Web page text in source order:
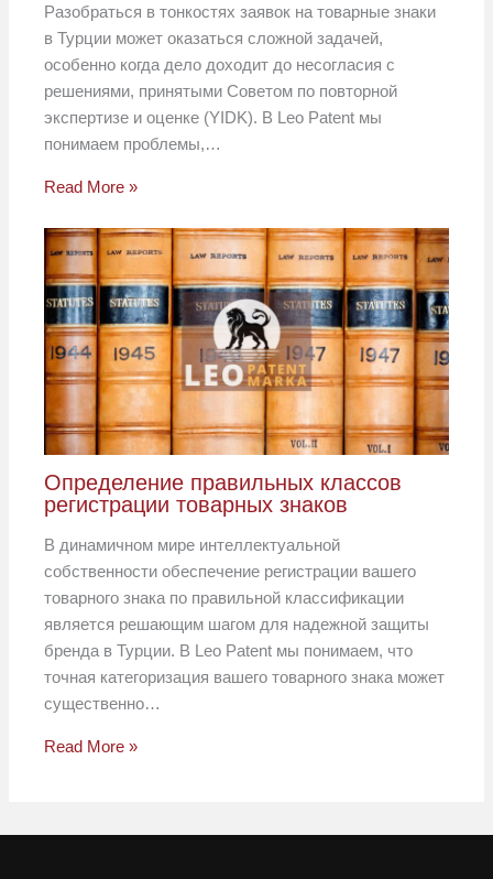
Разобраться в тонкостях заявок на товарные знаки
в Турции может оказаться сложной задачей,
особенно когда дело доходит до несогласия с
решениями, принятыми Советом по повторной
экспертизе и оценке (YIDK). В Leo Patent мы
понимаем проблемы,…
Read More »
Определение правильных классов
регистрации товарных знаков
В динамичном мире интеллектуальной
собственности обеспечение регистрации вашего
товарного знака по правильной классификации
является решающим шагом для надежной защиты
бренда в Турции. В Leo Patent мы понимаем, что
точная категоризация вашего товарного знака может
существенно…
Read More »